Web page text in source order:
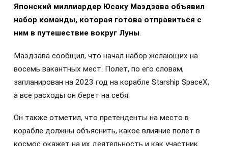
Японский миллиардер Юсаку Маэдзава объявил
набор команды, которая готова отправиться с
ним в путешествие вокруг Луны.
Маэдзава сообщил, что начал набор желающих на
восемь вакантных мест. Полет, по его словам,
запланирован на 2023 год на корабле Starship SpaceX,
а все расходы он берет на себя.
Он также отметил, что претенденты на место в
корабле должны объяснить, какое влияние полет в
космос окажет на их деятельность и как участник